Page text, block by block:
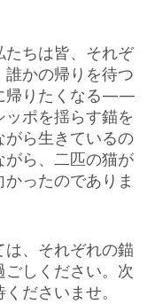
ちは皆、それぞ
かの帰りを待つ
帰りたくなる——
ポを揺らす錨を
ら生きているの
ら、二匹の猫が
ったのでありま
、それぞれの錨
しください。次
ださいませ。